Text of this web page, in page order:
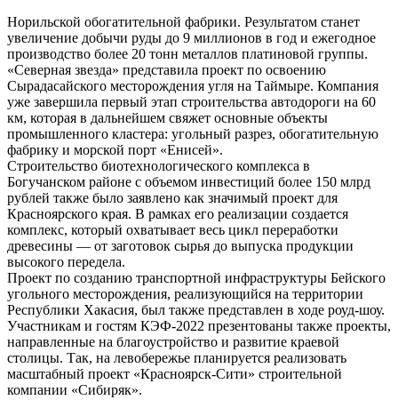
Норильской обогатительной фабрики. Результатом станет
увеличение добычи руды до 9 миллионов в год и ежегодное
производство более 20 тонн металлов платиновой группы.
«Северная звезда» представила проект по освоению
Сырадасайского месторождения угля на Таймыре. Компания
уже завершила первый этап строительства автодороги на 60
км, которая в дальнейшем свяжет основные объекты
промышленного кластера: угольный разрез, обогатительную
фабрику и морской порт «Енисей».
Строительство биотехнологического комплекса в
Богучанском районе с объемом инвестиций более 150 млрд
рублей также было заявлено как значимый проект для
Красноярского края. В рамках его реализации создается
комплекс, который охватывает весь цикл переработки
древесины — от заготовок сырья до выпуска продукции
высокого передела.
Проект по созданию транспортной инфраструктуры Бейского
угольного месторождения, реализующийся на территории
Республики Хакасия, был также представлен в ходе роуд-шоу.
Участникам и гостям КЭФ-2022 презентованы также проекты,
направленные на благоустройство и развитие краевой
столицы. Так, на левобережье планируется реализовать
масштабный проект «Красноярск-Сити» строительной
компании «Сибиряк».